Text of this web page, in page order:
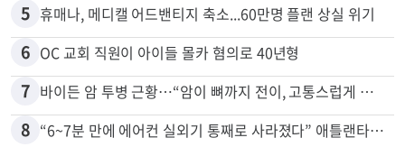
5 휴매나, 메디캘 어드밴티지 축소...60만명 플랜 상실 위기
6 OC 교회 직원이 아이들 몰카 혐의로 40년형
7 바이든 암 투병 근황…“암이 뼈까지 전이, 고통스럽게 투병 중”
8 “6~7분 만에 에어컨 실외기 통째로 사라졌다” 애틀랜타서 실외기 도난 급증